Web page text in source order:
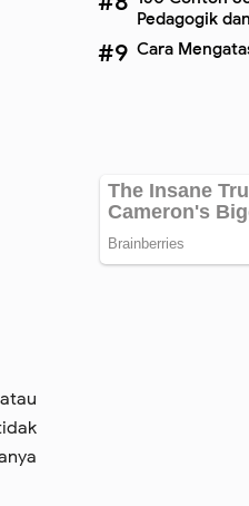
Pedagogik
SMK Terbaru
Cara